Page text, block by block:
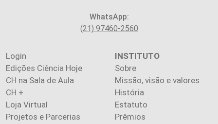
WhatsApp:
(21) 97460-2560
Login
Edições Ciência Hoje
CH na Sala de Aula
CH +
Loja Virtual
Projetos e Parcerias
INSTITUTO
Sobre
Missão, visão e valores
História
Estatuto
Prêmios